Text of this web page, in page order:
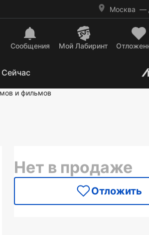
Москва —
Сообщения Mой Лабиринт
и фильмов
Нет в продаже
Отложить